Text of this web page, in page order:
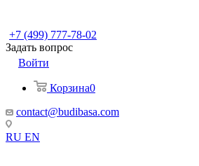
+7 (499) 777-78-02
Задать вопрос
Войти
Корзина0
contact@budibasa.com
RU EN